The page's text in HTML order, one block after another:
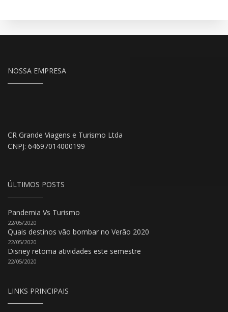
NOSSA EMPRESA
CR Grande Viagens e Turismo Ltda
CNPJ: 64697014000199
ÚLTIMOS POSTS
Pandemia Vs Turismo
22/05/2020
Quais destinos vão bombar no Verão 2020
22/05/2020
Disney retoma atividades este semestre
22/05/2020
LINKS PRINCIPAIS